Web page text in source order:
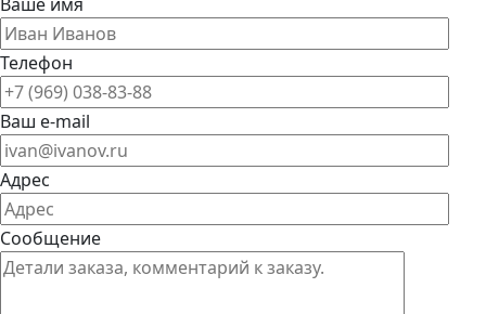
Телефон
Ваш e-mail
Адрес
Сообщение